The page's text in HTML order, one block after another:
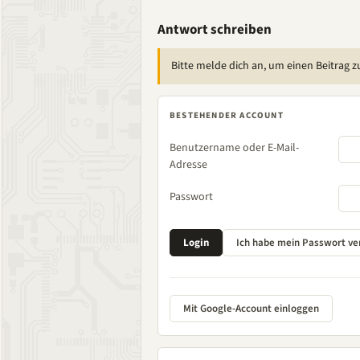
Antwort schreiben
Bitte melde dich an, um einen Beitrag
BESTEHENDER ACCOUNT
Benutzername oder E-Mail-
Adresse
Passwort
Mit Google-Account einloggen